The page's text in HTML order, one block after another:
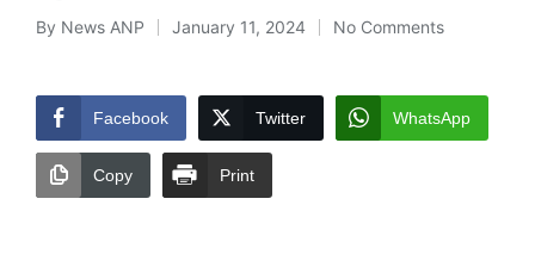
Posted
By News ANP January 11, 2024 No Comments
Facebook Twitter WhatsApp
Copy Print